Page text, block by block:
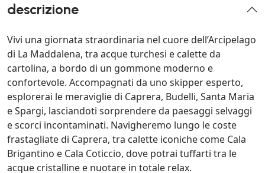
descrizione
Vivi una giornata straordinaria nel cuore dell’Arcipelago
di La Maddalena, tra acque turchesi e calette da
cartolina, a bordo di un gommone moderno e
confortevole. Accompagnati da uno skipper esperto,
esplorerai le meraviglie di Caprera, Budelli, Santa Maria
e Spargi, lasciandoti sorprendere da paesaggi selvaggi
e scorci incontaminati. Navigheremo lungo le coste
frastagliate di Caprera, tra calette iconiche come Cala
Brigantino e Cala Coticcio, dove potrai tuffarti tra le
acque cristalline e nuotare in totale relax.